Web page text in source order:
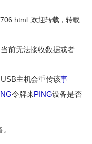
,欢迎转载，转载
前无法接收数据或者
主机会重传该事
令牌来PING设备是否